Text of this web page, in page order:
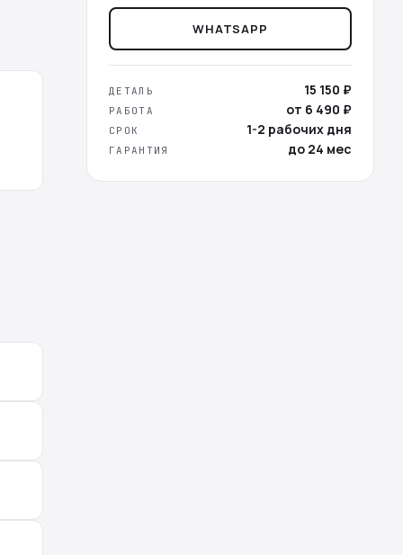
WHATSAPP
ДЕТАЛЬ 15 150 ₽
РАБОТА от 6 490 ₽
СРОК 1-2 рабочих дня
ГАРАНТИЯ до 24 мес